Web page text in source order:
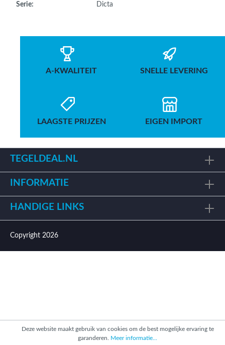
Serie: Dicta
A-KWALITEIT SNELLE LEVERING
LAAGSTE PRIJZEN EIGEN IMPORT
TEGELDEAL.NL
INFORMATIE
HANDIGE LINKS
Copyright 2026
Deze website maakt gebruik van cookies om de best mogelijke ervaring te
garanderen. Meer informatie...